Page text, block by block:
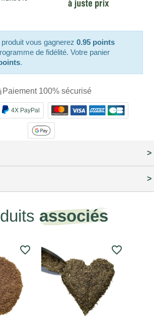
produit vous gagnerez0.95 points
de fidélité. Votre panier
.
Paiement 100% sécurisé
4X PayPal
associés
favorite_border favorite_border